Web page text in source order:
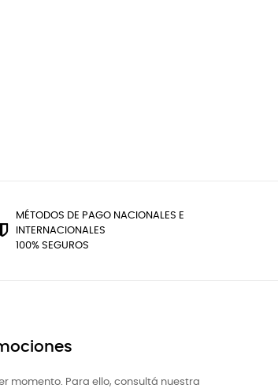
MÉTODOS DE PAGO NACIONALES E
INTERNACIONALES
100% SEGUROS
momento. Para ello, consultá nuestra